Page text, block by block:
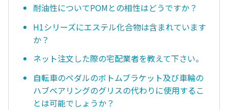
耐油性についてPOMとの相性はどうですか？
H1シリーズにエステル化合物は含まれています
か？
ネット注文した際の宅配業者を教えて下さい。
自転車のペダルのボトムブラケット及び車輪の
ハブベアリングのグリスの代わりに使用するこ
とは可能でしょうか？